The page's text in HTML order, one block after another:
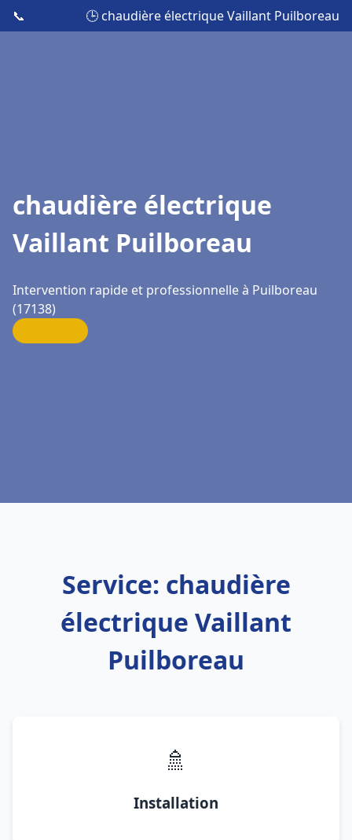
📞 🕒 chaudière électrique Vaillant Puilboreau
chaudière électrique
Vaillant Puilboreau
Intervention rapide et professionnelle à Puilboreau
(17138)
Service: chaudière
électrique Vaillant
Puilboreau
🚿
Installation